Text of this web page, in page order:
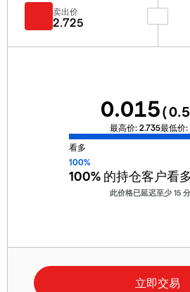
卖出价
2.725
0.015(
最高价: 2.735最低价:
看多
100%
100%的持仓客户看
此价格已延迟至少 15 分